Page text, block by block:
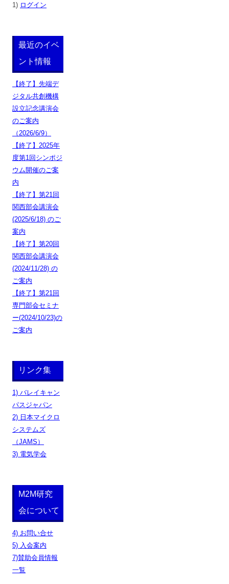
1) ログイン
最近のイベ
ント情報
【終了】先端デ
ジタル共創機構
設立記念講演会
のご案内
（2026/6/9）
【終了】2025年
度第1回シンポジ
ウム開催のご案
内
【終了】第21回
関西部会講演会
(2025/6/18) のご
案内
【終了】第20回
関西部会講演会
(2024/11/28) の
ご案内
【終了】第21回
専門部会セミナ
ー(2024/10/23)の
ご案内
リンク集
1) バレイキャン
パスジャパン
2) 日本マイクロ
システムズ
（JAMS）
3) 電気学会
M2M研究
会について
4) お問い合せ
5) 入会案内
7)賛助会員情報
一覧